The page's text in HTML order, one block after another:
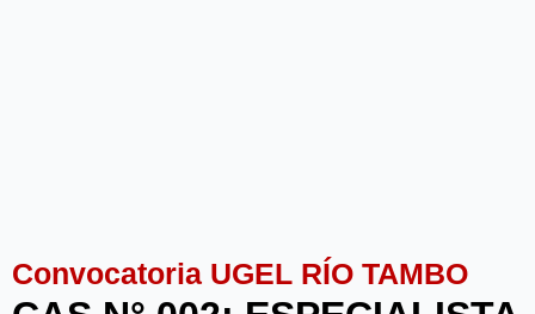
Convocatoria UGEL RÍO TAMBO